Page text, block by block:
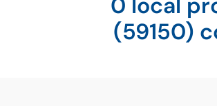
(59150)